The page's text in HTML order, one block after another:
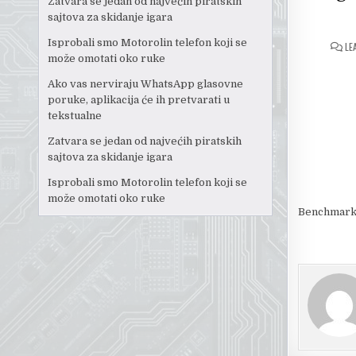
sajtova za skidanje igara
Isprobali smo Motorolin telefon koji se
može omotati oko ruke
Ako vas nerviraju WhatsApp glasovne
poruke, aplikacija će ih pretvarati u
tekstualne
Zatvara se jedan od najvećih piratskih
sajtova za skidanje igara
Isprobali smo Motorolin telefon koji se
može omotati oko ruke